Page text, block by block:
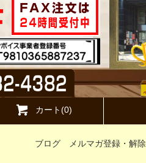
カート(0)
ブログ メルマガ登録・解除